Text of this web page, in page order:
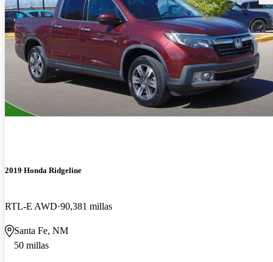
2019 Honda Ridgeline
RTL-E AWD 90,381 millas
Santa Fe, NM
50 millas